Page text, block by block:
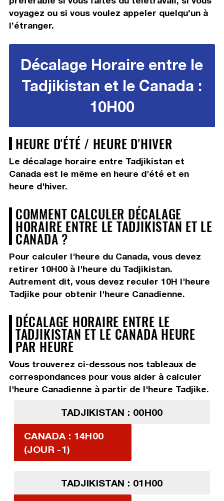
voyagez ou si vous voulez appeler quelqu’un à
l’étranger.
Décalage Horaire entre le
Tadjikistan et le Canada :
10H00
HEURE D'ÉTÉ / HEURE D'HIVER
Le décalage horaire entre Tadjikistan et
Canada est le même en heure d'été et en
heure d'hiver.
COMMENT CALCULER DÉCALAGE
HORAIRE ENTRE LE TADJIKISTAN ET LE
CANADA ?
Pour calculer l'heure du Canada, vous devez
retirer 10H00à l'heure du Tadjikistan.
Autrement dit, vous devez reculer 10H l'heure
Tadjike pour obtenir l'heure Canadienne.
DÉCALAGE HORAIRE ENTRE LE
TADJIKISTAN ET LE CANADA HEURE
PAR HEURE
Vous trouverez ci-dessous nos tableaux de
correspondances pour vous aider à calculer
l'heure Canadienne à partir de l'heure Tadjike.
TADJIKISTAN : 00H00
CANADA : 14H00
(JOUR -1)
TADJIKISTAN : 01H00